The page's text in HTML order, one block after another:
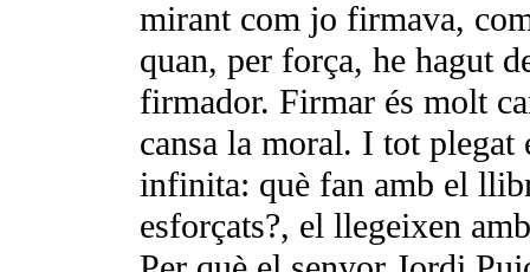
mirant com jo firmava,
quan, per força, he hagut
firmador. Firmar és molt
cansa la moral. I tot
infinita: què fan amb el
esforçats?, el llegeixen